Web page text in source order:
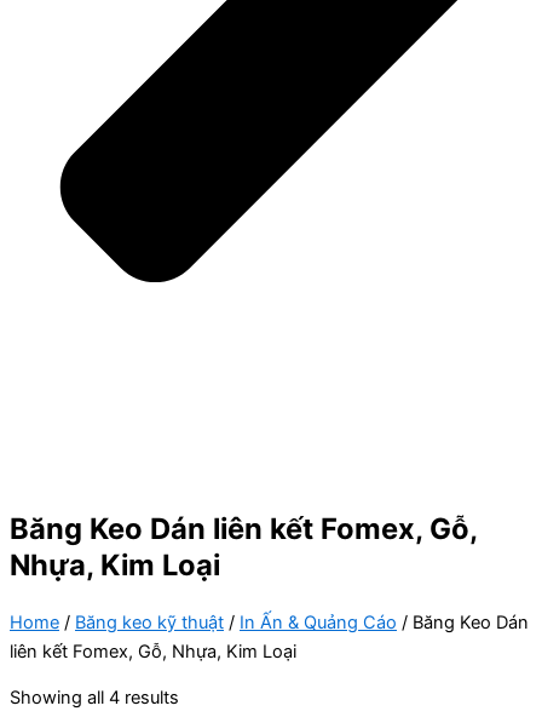
Băng Keo Dán liên kết Fomex, Gỗ,
Nhựa, Kim Loại
Home / Băng keo kỹ thuật / In Ấn & Quảng Cáo / Băng Keo Dán
liên kết Fomex, Gỗ, Nhựa, Kim Loại
Showing all 4 results